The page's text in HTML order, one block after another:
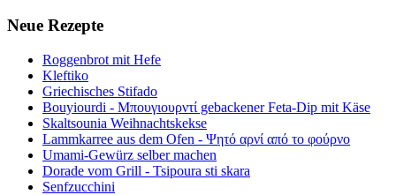
Neue Rezepte
Roggenbrot mit Hefe
Kleftiko
Griechisches Stifado
Bouyiourdi - Μπουγιουρντί gebackener Feta-Dip mit Käse
Skaltsounia Weihnachtskekse
Lammkarree aus dem Ofen - Ψητό αρνί από το φούρνο
Umami-Gewürz selber machen
Dorade vom Grill - Tsipoura sti skara
Senfzucchini